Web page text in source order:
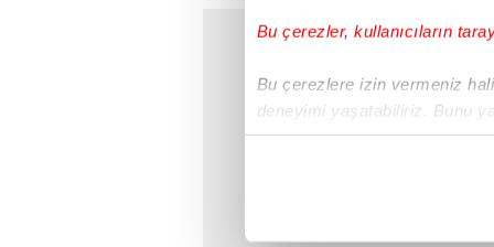
Bu çerezler, kullanıcıların
Bu çerezlere izin vermeniz
deneyimi yaşatabiliriz. Bunu
içerikleri sunabilmek adına
Her halükârda, kullanıcılar,